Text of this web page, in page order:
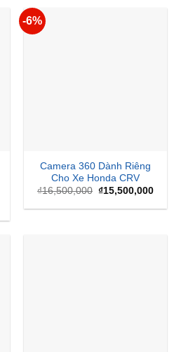
-6%
Camera 360 Dành Riêng
Cho Xe Honda CRV
₫16,500,000 Giá
là:
₫15,500,000Giá
tại